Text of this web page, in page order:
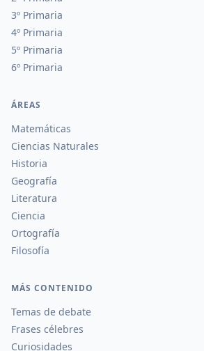
3º Primaria
4º Primaria
5º Primaria
6º Primaria
ÁREAS
Matemáticas
Ciencias Naturales
Historia
Geografía
Literatura
Ciencia
Ortografía
Filosofía
MÁS CONTENIDO
Temas de debate
Frases célebres
Curiosidades